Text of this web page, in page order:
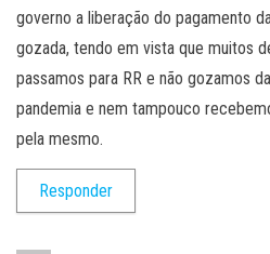
governo a liberação do pagamento
gozada, tendo em vista que muitos
passamos para RR e não gozamos
pandemia e nem tampouco
pela mesmo.
Responder